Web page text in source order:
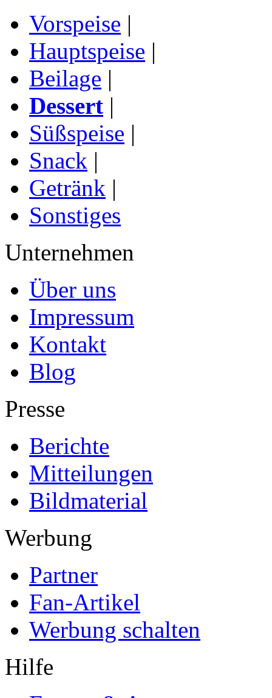
Vorspeise |
Hauptspeise |
Beilage |
Dessert |
Süßspeise |
Snack |
Getränk |
Sonstiges
Unternehmen
Über uns
Impressum
Kontakt
Blog
Presse
Berichte
Mitteilungen
Bildmaterial
Werbung
Partner
Fan-Artikel
Werbung schalten
Hilfe